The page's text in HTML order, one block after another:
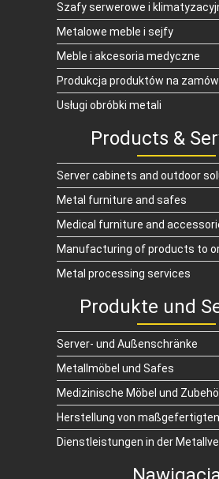
Szafy serwerowe i
Metalowe meble i sejfy
Meble i akcesoria medyczne
Produkcja produktów na
Usługi obróbki metali
Products &
Server cabinets and outdoor
Metal furniture and safes
Medical furniture and
Manufacturing of products to
Metal processing services
Produkte und
Server- und Außenschränke
Metallmöbel und Safes
Medizinische Möbel und
Herstellung von
Dienstleistungen in der